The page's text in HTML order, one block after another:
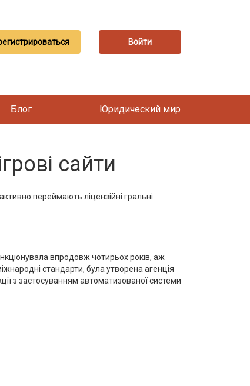
Войти
Блог Юридический мир
сайти
переймають ліцензійні гральні
впродовж чотирьох років, аж
стандарти, була утворена агенція
з застосуванням автоматизованої системи